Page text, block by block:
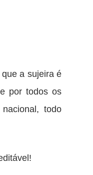
a sujeira é
por todos os
todo